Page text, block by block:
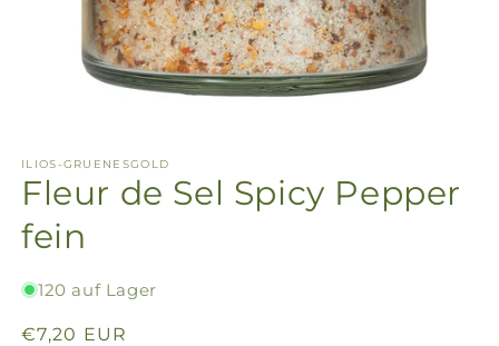
ILIOS-GRUENESGOLD
Fleur de Sel Spicy Pepper
fein
120 auf Lager
Normaler
€7,20 EUR